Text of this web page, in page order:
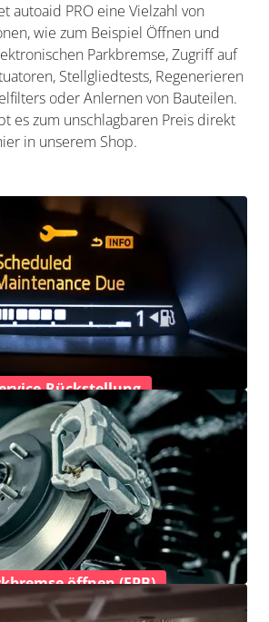
autoaid PRO eine Vielzahl von
wie zum Beispiel Öffnen und
Parkbremse, Zugriff auf
Stellgliedtests, Regenerieren
oder Anlernen von Bauteilen.
es zum unschlagbaren Preis direkt
in unserem Shop.
Rückstellung
öffnen (EPB)